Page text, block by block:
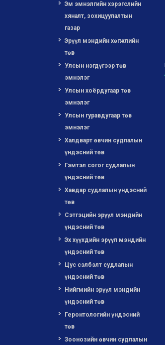
Эм эмнэлгийн хэрэгслийн
хяналт, зохицуулалтын
газар
Эрүүл мэндийн хөгжлийн
төв
Улсын нэгдүгээр төв
эмнэлэг
Улсын хоёрдугаар төв
эмнэлэг
Улсын гуравдугаар төв
эмнэлэг
Халдварт өвчин судлалын
үндэсний төв
Гэмтэл согог судлалын
үндэсний төв
Хавдар судлалын үндэсний
төв
Сэтгэцийн эрүүл мэндийн
үндэсний төв
Эх хүүхдийн эрүүл мэндийн
үндэсний төв
Цус сэлбэлт судлалын
үндэсний төв
Нийгмийн эрүүл мэндийн
үндэсний төв
Геронтологийн үндэсний
төв
Зоонозийн өвчин судлалын